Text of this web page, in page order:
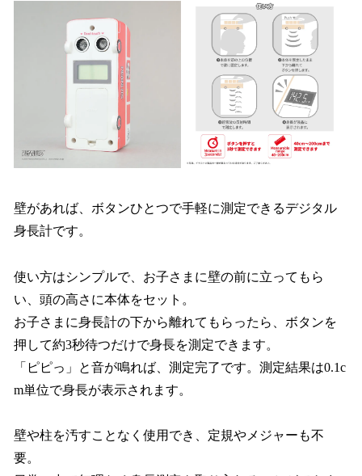
壁があれば、ボタンひとつで手軽に測定できるデジタル
身長計です。
使い方はシンプルで、お子さまに壁の前に立ってもら
い、頭の高さに本体をセット。
お子さまに身長計の下から離れてもらったら、ボタンを
押して約3秒待つだけで身長を測定できます。
「ピピっ」と音が鳴れば、測定完了です。測定結果は0.1c
m単位で身長が表示されます。
壁や柱を汚すことなく使用でき、定規やメジャーも不
要。